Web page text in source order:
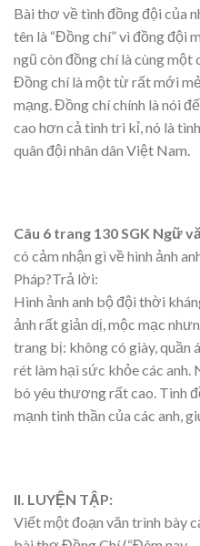
Bài thơ về tình đồng đội của
tên là “Đồng chí” vì đồng đội
ngũ còn đồng chí là cùng
Đồng chí là một từ rất mới
mạng. Đồng chí chính là nói
cao hơn cả tình tri kỉ, nó là
quân đội nhân dân Việt Nam.
Câu 6 trang 130 SGK Ngữ
có cảm nhận gì về hình ảnh
Pháp?Trả lời:
Hình ảnh anh bộ đội thời
ảnh rất giản dị, mộc mạc
trang bị: không có giày, quần
rét làm hại sức khỏe các
bó yêu thương rất cao. Tình
mạnh tinh thần của các anh,
II. LUYỆN TẬP:
Viết một đoạn văn trình bày